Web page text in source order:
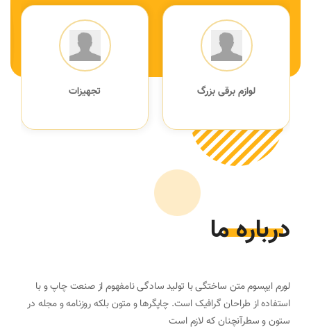
لوازم برقی بزرگ تجهیزات
درباره ما
لورم ایپسوم متن ساختگی با تولید سادگی نامفهوم از صنعت چاپ و با
استفاده از طراحان گرافیک است. چاپگرها و متون بلکه روزنامه و مجله در
ستون و سطرآنچنان که لازم است